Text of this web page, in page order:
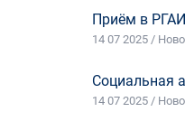
Приём в
14 07 2025 /
14 07 2025 /